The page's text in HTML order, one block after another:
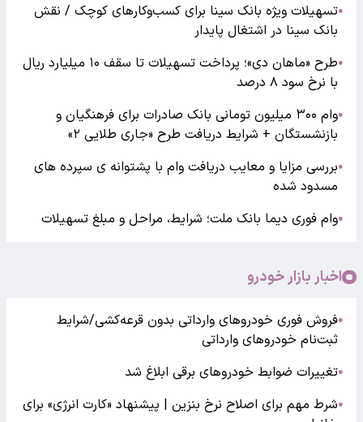
●تسهیلات ویژه بانک سینا برای کسب‌وکارهای کوچک / نقش
بانک سینا در اشتغال پایدار
●
طرح «ماهان دی»؛ پرداخت تسهیلات تا سقف ۱۰ میلیارد ریال
با نرخ سود ۸ درصد
●
وام ۳۰۰ میلیون تومانی بانک صادرات برای فرهنگیان و
بازنشستگان + شرایط دریافت طرح «جاری طلایی ۲»
●بررسی مزایا و معایب دریافت وام با پشتوانه ی سپرده های
مسدود شده
●وام فوری دیما بانک ملت؛ شرایط، مراحل و مبلغ تسهیلات
اخبار بازار خودرو
●فروش فوری خودروهای وارداتی بدون قرعه‌کشی/شرایط
ثبت‌نام خودروهای وارداتی
●تغییرات ضوابط خودروهای برقی ابلاغ شد
●شرط مهم برای اصلاح نرخ بنزین | پیشنهاد «کارت انرژی» برای